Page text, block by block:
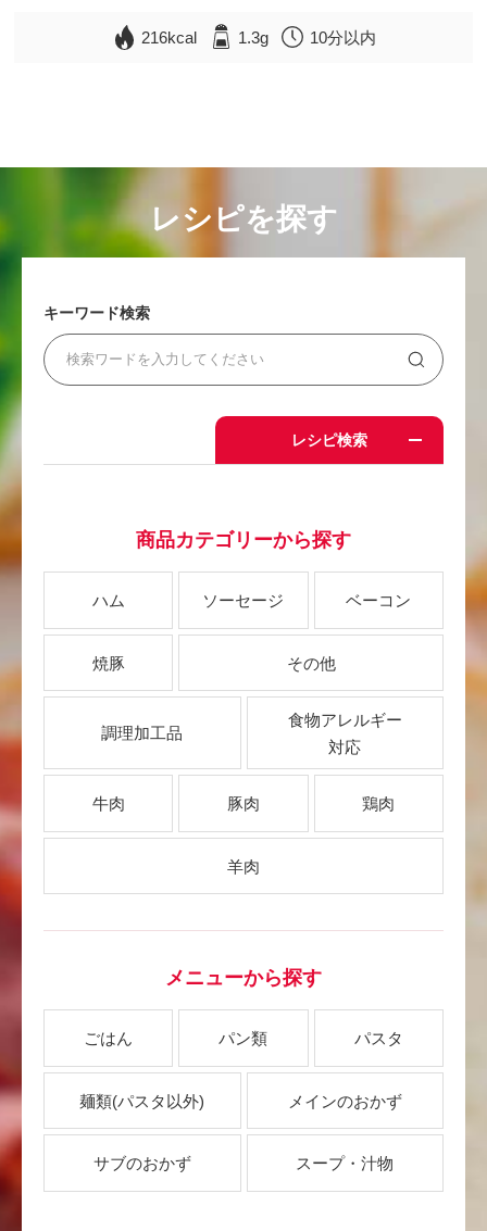
216kcal 1.3g 10分以内
レシピを探す
キーワード検索
レシピ検索
商品カテゴリーから探す
ハム ソーセージ ベーコン
焼豚 その他
調理加工品
食物アレルギー
対応
牛肉 豚肉 鶏肉
羊肉
メニューから探す
ごはん パン類 パスタ
麺類(パスタ以外) メインのおかず
サブのおかず スープ・汁物